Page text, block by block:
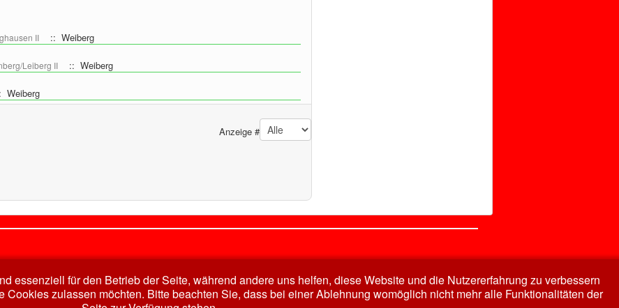
II
:: Weiberg
Leiberg II
:: Weiberg
Weiberg
Anzeige #
essenziell für den Betrieb der Seite, während andere uns helfen, diese Website und die Nutzererfahrung zu verbessern
zulassen möchten. Bitte beachten Sie, dass bei einer Ablehnung womöglich nicht mehr alle Funktionalitäten der